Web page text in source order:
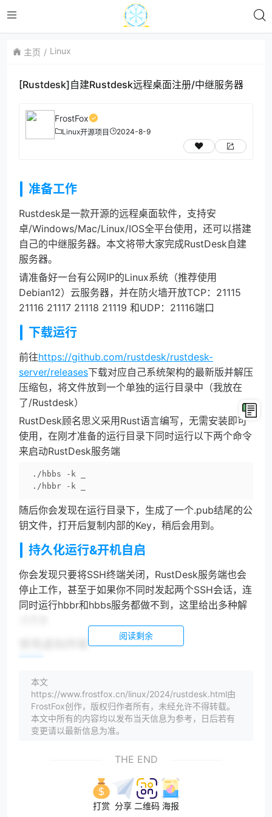
主页 Linux
[Rustdesk]自建Rustdesk远程桌面注册/中继服务器
FrostFox
Linux开源项目 2024-8-9
准备工作
Rustdesk是一款开源的远程桌面软件，支持安
卓/Windows/Mac/Linux/IOS全平台使用，还可以搭建
自己的中继服务器。本文将带大家完成RustDesk自建
服务器。
请准备好一台有公网IP的Linux系统（推荐使用
Debian12）云服务器，并在防火墙开放TCP：21115
21116 21117 21118 21119 和UDP：21116端口
下载运行
前往https://github.com/rustdesk/rustdesk-
server/releases下载对应自己系统架构的最新版并解压
压缩包，将文件放到一个单独的运行目录中（我放在
了/Rustdesk）
RustDesk顾名思义采用Rust语言编写，无需安装即可
使用，在刚才准备的运行目录下同时运行以下两个命令
来启动RustDesk服务端
./hbbs -k _
./hbbr -k _
随后你会发现在运行目录下，生成了一个.pub结尾的公
钥文件，打开后复制内部的Key，稍后会用到。
持久化运行&开机自启
你会发现只要将SSH终端关闭，RustDesk服务端也会
停止工作，甚至于如果你不同时发起两个SSH会话，连
同时运行hbbr和hbbs服务都做不到，这里给出多种解
apt install screen
screen -R hbbs
./hbbs -k _
然后现在即使关掉shell，RustDesk的两个服务hbbr和
阅读剩余
本文
https://www.frostfox.cn/linux/2024/rustdesk.html由
FrostFox创作，版权归作者所有，未经允许不得转载。
本文中所有的内容均以发布当天信息为参考，日后若有
变更请以最新信息为准。
THE END
打赏 分享 二维码 海报